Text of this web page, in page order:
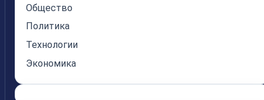
Общество
Политика
Технологии
Экономика